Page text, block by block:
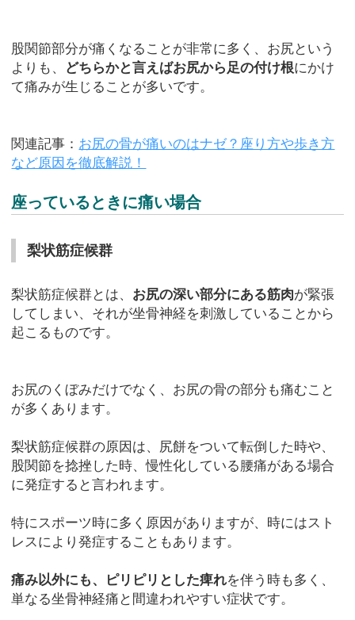
股関節部分が痛くなることが非常に多く、お尻という
よりも、 どちらかと言えばお尻から足の付け根にかけ
て痛みが生じることが多いです。
関連記事： お尻の骨が痛いのはナゼ？座り方や歩き方
など原因を徹底解説！
座っているときに痛い場合
梨状筋症候群
梨状筋症候群とは、 お尻の深い部分にある筋肉が緊張
してしまい、それが坐骨神経を刺激していることから
起こるものです。
お尻のくぼみだけでなく、お尻の骨の部分も痛むこと
が多くあります。
梨状筋症候群の原因は、尻餅をついて転倒した時や、
股関節を捻挫した時、慢性化している腰痛がある場合
に発症すると言われます。
特にスポーツ時に多く原因がありますが、時にはスト
レスにより発症することもあります。
痛み以外にも、ピリピリとした痺れを伴う時も多く、
単なる坐骨神経痛と間違われやすい症状です。